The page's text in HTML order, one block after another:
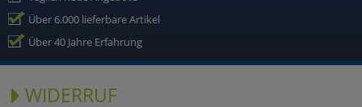
Über 6.000 lieferbare Artikel
Über 40 Jahre Erfahrung
WIDERRUF